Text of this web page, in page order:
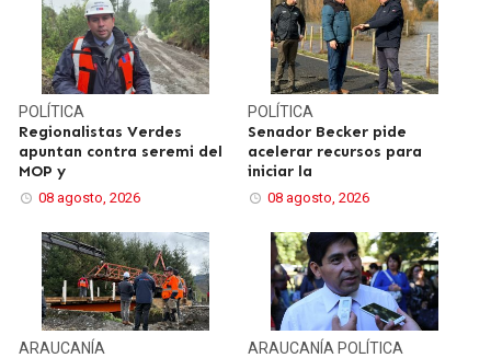
POLÍTICA
Regionalistas Verdes
apuntan contra seremi del
MOP y
08 agosto, 2026
POLÍTICA
Senador Becker pide
acelerar recursos para
iniciar la
08 agosto, 2026
ARAUCANÍA ARAUCANÍA POLÍTICA